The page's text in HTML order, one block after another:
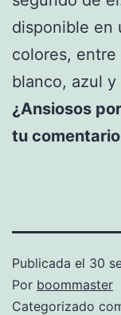
disponible en
colores,
blanco, azul y
¿Ansiosos
tu
Publicada el 30
Por boommaster
Categorizado